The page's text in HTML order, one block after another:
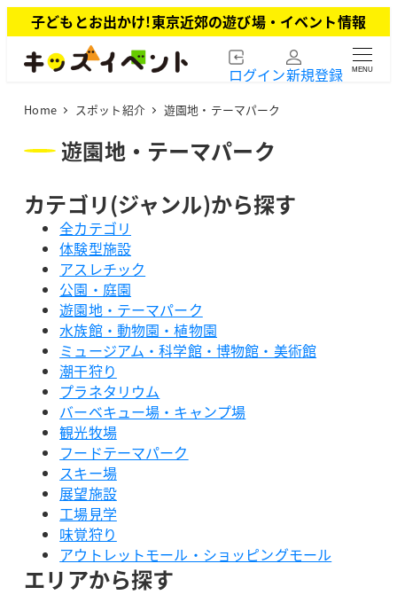
イ
子どもとお出かけ!東京近郊の遊び場・イベント情報
ログイン新規登録 MENU
Home スポット紹介 遊園地・テーマパーク
遊園地・テーマパーク
カテゴリ(ジャンル)から探す
全カテゴリ
体験型施設
アスレチック
公園・庭園
遊園地・テーマパーク
水族館・動物園・植物園
ミュージアム・科学館・博物館・美術館
潮干狩り
プラネタリウム
バーベキュー場・キャンプ場
観光牧場
フードテーマパーク
スキー場
展望施設
工場見学
味覚狩り
アウトレットモール・ショッピングモール
エリアから探す